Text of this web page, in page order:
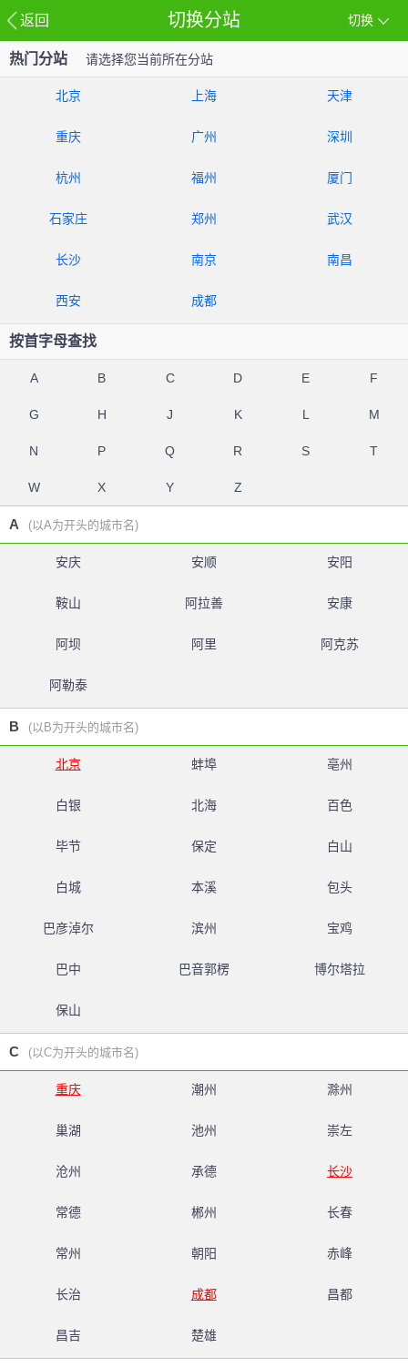
返回 切换
切换分站
热门分站 请选择您当前所在分站
北京 上海 天津
重庆 广州 深圳
杭州 福州 厦门
石家庄 郑州 武汉
长沙 南京 南昌
西安 成都
按首字母查找
A B C D E F
G H J K L M
N P Q R S T
W X Y Z
A (以A为开头的城市名)
安庆 安顺 安阳
鞍山 阿拉善 安康
阿坝 阿里 阿克苏
阿勒泰
B (以B为开头的城市名)
北京 蚌埠 亳州
白银 北海 百色
毕节 保定 白山
白城 本溪 包头
巴彦淖尔 滨州 宝鸡
巴中 巴音郭楞 博尔塔拉
保山
C (以C为开头的城市名)
重庆 潮州 滁州
巢湖 池州 崇左
沧州 承德 长沙
常德 郴州 长春
常州 朝阳 赤峰
长治 成都 昌都
昌吉 楚雄